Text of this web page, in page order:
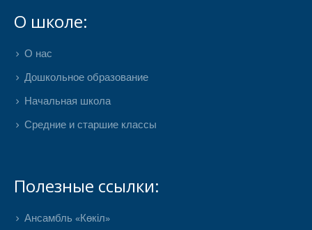
О школе:
О нас
Дошкольное образование
Начальная школа
Средние и старшие классы
Полезные ссылки:
Ансамбль «Көкіл»